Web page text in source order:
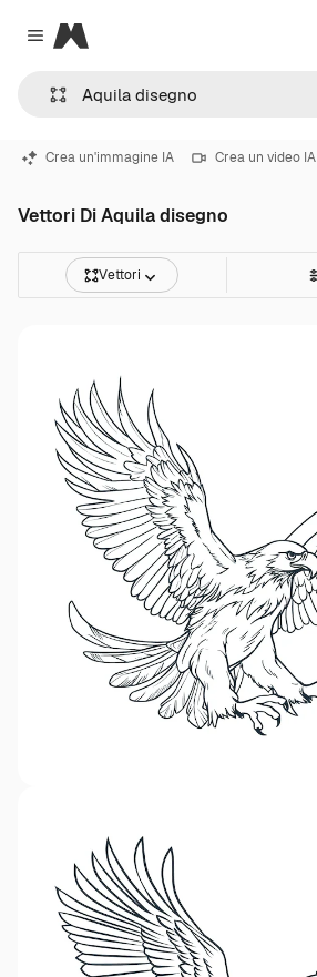
Close menu
Magnific
Crea un'immagine IA Crea un video IA
Vettori Di Aquila disegno
Vettori